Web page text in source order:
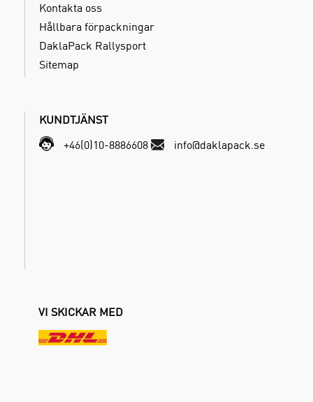
Kontakta oss
Hållbara förpackningar
DaklaPack Rallysport
Sitemap
KUNDTJÄNST
+46(0)10-8886608
info@daklapack.se
VI SKICKAR MED